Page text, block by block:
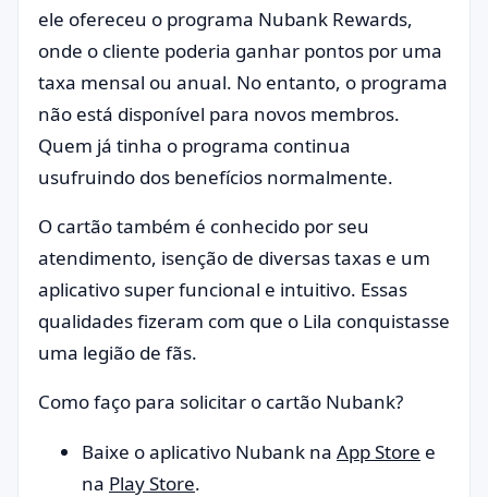
ele ofereceu o programa Nubank Rewards,
onde o cliente poderia ganhar pontos por uma
taxa mensal ou anual. No entanto, o programa
não está disponível para novos membros.
Quem já tinha o programa continua
usufruindo dos benefícios normalmente.
O cartão também é conhecido por seu
atendimento, isenção de diversas taxas e um
aplicativo super funcional e intuitivo. Essas
qualidades fizeram com que o Lila conquistasse
uma legião de fãs.
Como faço para solicitar o cartão Nubank?
Baixe o aplicativo Nubank na App Store e
na Play Store.